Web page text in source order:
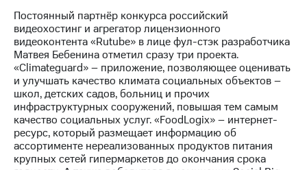
Постоянный партнёр конкурса российский
видеохостинг и агрегатор лицензионного
видеоконтента «Rutube» в лице фул-стэк разработчика
Матвея Бебенина отметил сразу три проекта.
«Climateguard» – приложение, позволяющее оценивать
и улучшать качество климата социальных объектов –
школ, детских садов, больниц и прочих
инфраструктурных сооружений, повышая тем самым
качество социальных услуг. «FoodLogix» – интернет-
ресурс, который размещает информацию об
ассортименте нереализованных продуктов питания
крупных сетей гипермаркетов до окончания срока